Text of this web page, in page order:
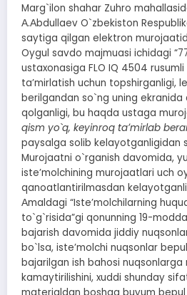
Marg`ilon shahar Zuhro
А.Аbdullaev O`zbekiston
saytiga qilgan elektron
Oygul savdo majmuasi ichidagi
ustaxonasiga FLO IQ 4504
taʼmirlatish uchun topshirganligi,
berilgandan so`ng uning
qolganligi, bu haqda ustaga
qism yo`q, keyinroq taʼmirlab
paysalga solib kelayotganligidan
Murojaatni o`rganish davomida,
isteʼmolchining murojaatlari uch
qanoatlantirilmasdan
Аmaldagi “Isteʼmolchilarning
to`g`risida”gi qonunning 19-
bajarish davomida jiddiy
bo`lsa, isteʼmolchi nuqsonlar
bajarilgan ish bahosi
kamaytirilishini, xuddi shunday